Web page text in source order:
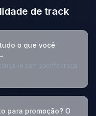
de track
o que você
lo sem sacrificar sua
para promoção? O